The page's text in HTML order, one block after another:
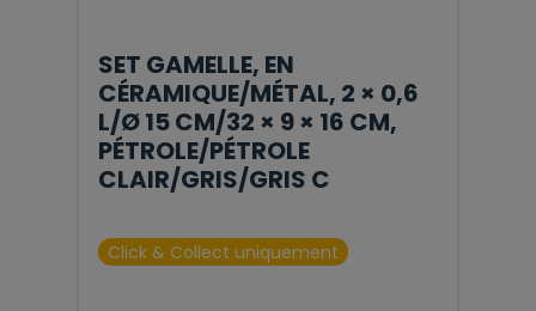
SET GAMELLE, EN
CÉRAMIQUE/MÉTAL, 2 × 0,6
L/Ø 15 CM/32 × 9 × 16 CM,
PÉTROLE/PÉTROLE
CLAIR/GRIS/GRIS C
Click & Collect uniquement